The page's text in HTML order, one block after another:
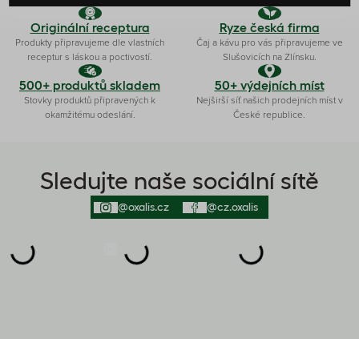
Originální receptura
Produkty připravujeme dle vlastních
receptur s láskou a poctivostí.
Ryze česká firma
Čaj a kávu pro vás připravujeme ve
Slušovicích na Zlínsku.
500+ produktů skladem
Stovky produktů připravených k
okamžitému odeslání.
50+ výdejních míst
Nejširší síť našich prodejních míst v
České republice.
Sledujte naše sociální sítě
@oxalis.cz @cz.oxalis